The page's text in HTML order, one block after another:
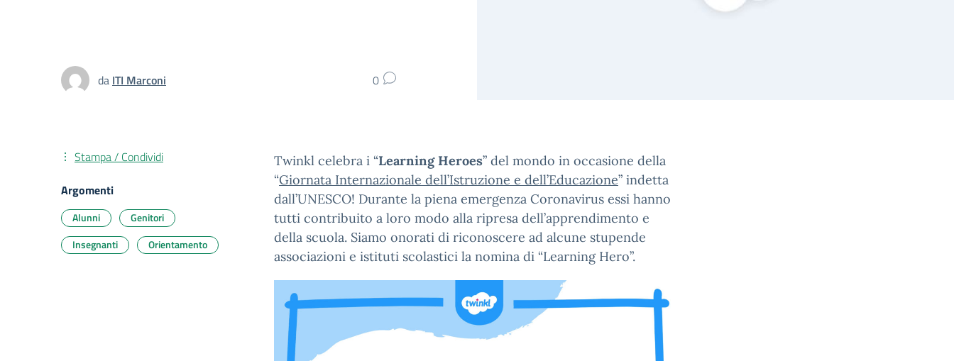
da ITI Marconi 0
Twinkl celebra i “Learning Heroes” del mondo in occasione della
“Giornata Internazionale dell’Istruzione e dell’Educazione” indetta
dall’UNESCO! Durante la piena emergenza Coronavirus essi hanno
tutti contribuito a loro modo alla ripresa dell’apprendimento e
della scuola. Siamo onorati di riconoscere ad alcune stupende
associazioni e istituti scolastici la nomina di “Learning Hero”.
Stampa / Condividi
Argomenti
Alunni
Genitori
Insegnanti
Orientamento